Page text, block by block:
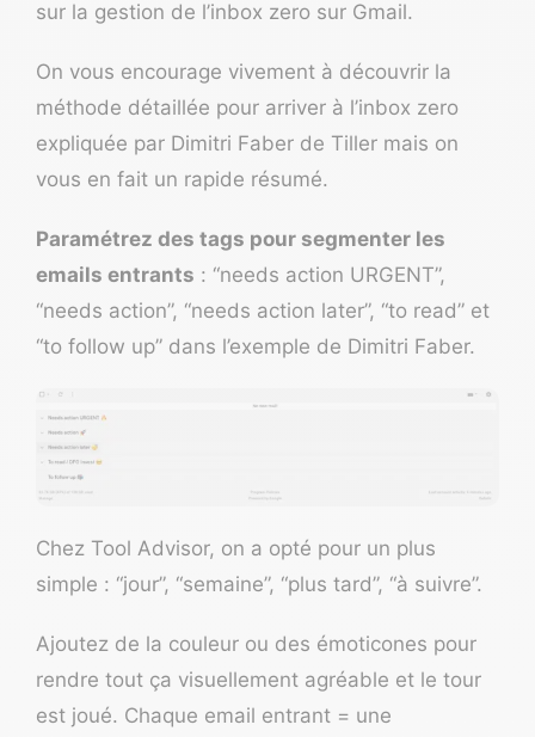
sur la gestion de l’inbox zero sur Gmail.
On vous encourage vivement à découvrir la
méthode détaillée pour arriver à l’inbox zero
expliquée par Dimitri Faber de Tiller mais on
vous en fait un rapide résumé.
Paramétrez des tags pour segmenter les
emails entrants : “needs action URGENT”,
“needs action”, “needs action later”, “to read” et
“to follow up” dans l’exemple de Dimitri Faber.
Chez Tool Advisor, on a opté pour un plus
simple : “jour”, “semaine”, “plus tard”, “à suivre”.
Ajoutez de la couleur ou des émoticones pour
rendre tout ça visuellement agréable et le tour
est joué. Chaque email entrant = une